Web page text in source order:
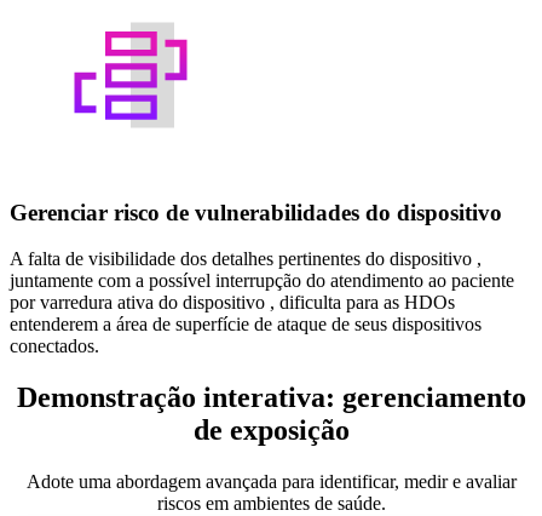
Gerenciar risco de vulnerabilidades do dispositivo
A falta de visibilidade dos detalhes pertinentes do dispositivo ,
juntamente com a possível interrupção do atendimento ao paciente
por varredura ativa do dispositivo , dificulta para as HDOs
entenderem a área de superfície de ataque de seus dispositivos
conectados.
Demonstração interativa: gerenciamento
de exposição
Adote uma abordagem avançada para identificar, medir e avaliar
riscos em ambientes de saúde.